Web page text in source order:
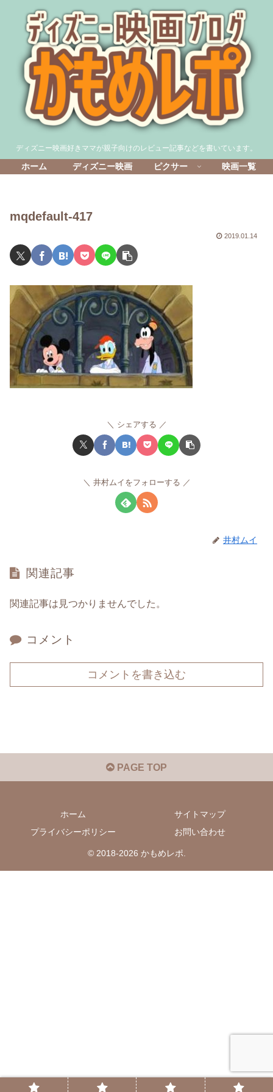
ディズニー映画好きママが親子向けのレビュー記事などを書いています。
ホーム ディズニー映画 ピクサー 映画一覧
mqdefault-417
2019.01.14
シェアする
井村ムイをフォローする
井村ムイ
関連記事
関連記事は見つかりませんでした。
コメント
コメントを書き込む
PAGE TOP
ホーム
サイトマップ
プライバシーポリシー
お問い合わせ
© 2018-2026 かもめレポ.